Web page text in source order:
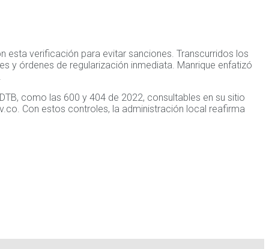
verificación para evitar sanciones. Transcurridos los
y órdenes de regularización inmediata. Manrique enfatizó
como las 600 y 404 de 2022, consultables en su sitio
Con estos controles, la administración local reafirma